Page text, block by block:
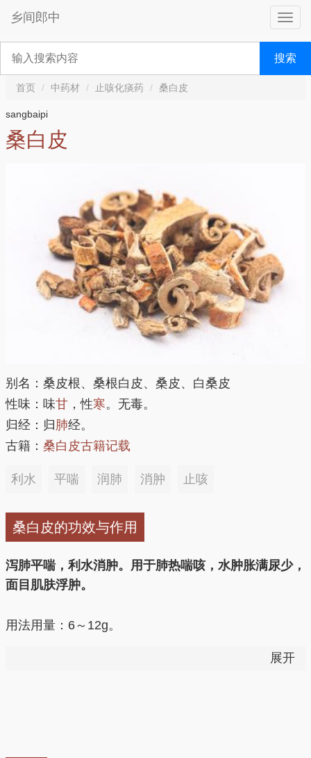
乡间郎中
搜索
首页 中药材 止咳化痰药 桑白皮
sangbaipi
桑白皮
别名：桑皮根、桑根白皮、桑皮、白桑皮
性味：味甘 ，性寒。无毒。
归经：归 肺经。
古籍： 桑白皮古籍记载
利水 平喘 润肺 消肿 止咳
桑白皮的功效与作用
泻肺平喘，利水消肿。用于肺热喘咳，水肿胀满尿少，
面目肌肤浮肿。
用法用量：6～12g。
展开